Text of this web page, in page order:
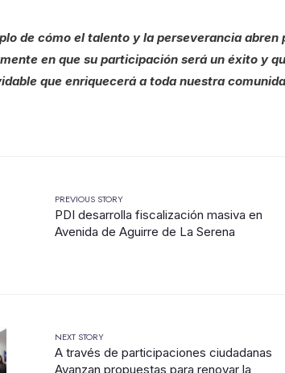
de cómo el talento y la perseverancia abren
en que su participación será un éxito y
que enriquecerá a toda nuestra
PREVIOUS STORY
PDI desarrolla fiscalización masiva en
Avenida de Aguirre de La Serena
NEXT STORY
A través de participaciones ciudadanas
Avanzan propuestas para renovar la